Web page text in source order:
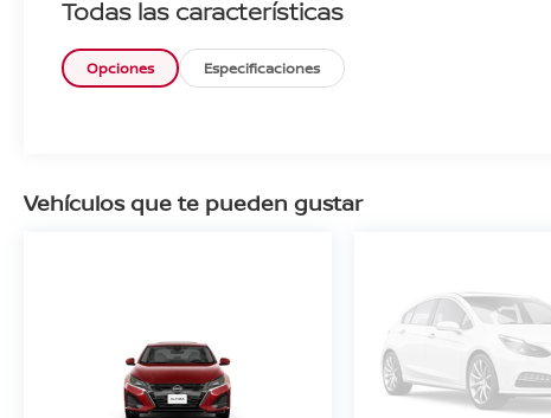
Todas las características
Opciones Especificaciones
Vehículos que te pueden gustar